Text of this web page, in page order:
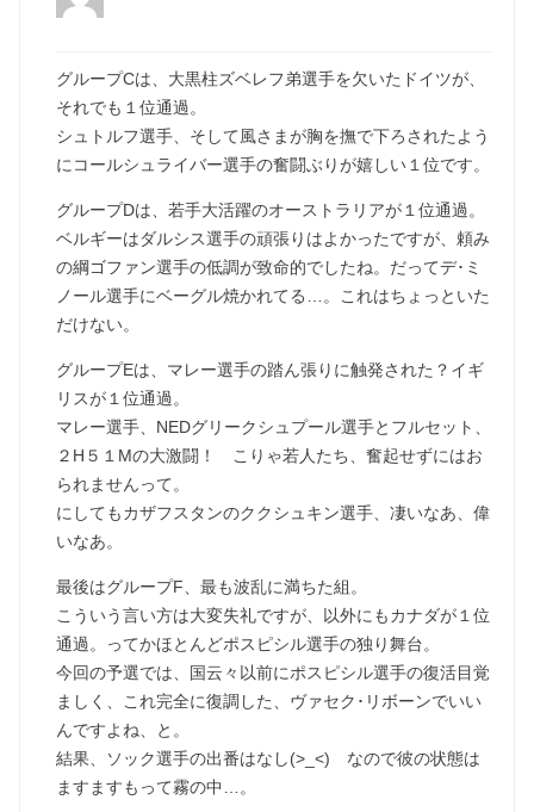
グループCは、大黒柱ズベレフ弟選手を欠いたドイツが、
それでも１位通過。
シュトルフ選手、そして風さまが胸を撫で下ろされたよう
にコールシュライバー選手の奮闘ぶりが嬉しい１位です。
グループDは、若手大活躍のオーストラリアが１位通過。
ベルギーはダルシス選手の頑張りはよかったですが、頼み
の綱ゴファン選手の低調が致命的でしたね。だってデ･ミ
ノール選手にベーグル焼かれてる…。これはちょっといた
だけない。
グループEは、マレー選手の踏ん張りに触発された？イギ
リスが１位通過。
マレー選手、NEDグリークシュプール選手とフルセット、
２H５１Mの大激闘！ こりゃ若人たち、奮起せずにはお
られませんって。
にしてもカザフスタンのククシュキン選手、凄いなあ、偉
いなあ。
最後はグループF、最も波乱に満ちた組。
こういう言い方は大変失礼ですが、以外にもカナダが１位
通過。ってかほとんどポスピシル選手の独り舞台。
今回の予選では、国云々以前にポスピシル選手の復活目覚
ましく、これ完全に復調した、ヴァセク･リボーンでいい
んですよね、と。
結果、ソック選手の出番はなし(>_<) なので彼の状態は
ますますもって霧の中…。